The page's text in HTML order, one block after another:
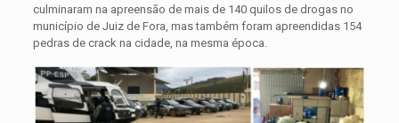
culminaram na apreensão de mais de 140 quilos de drogas no
município de Juiz de Fora, mas também foram apreendidas 154
pedras de crack na cidade, na mesma época.